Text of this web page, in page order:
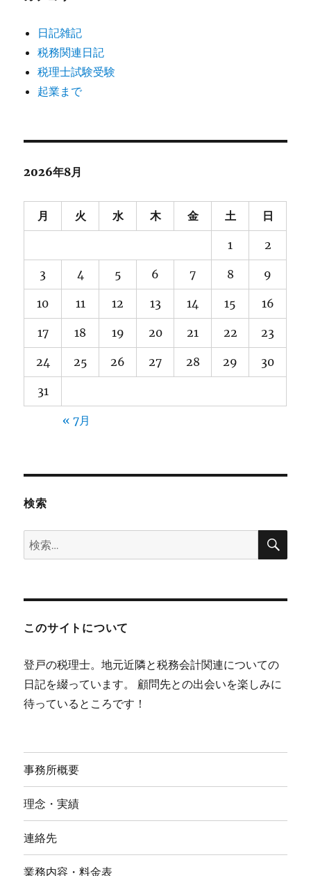
日記雑記
税務関連日記
税理士試験受験
起業まで
2026年8月
月 火 水 木 金 土 日
1 2
3 4 5 6 7 8 9
10 11 12 13 14 15 16
17 18 19 20 21 22 23
24 25 26 27 28 29 30
31
« 7月
検索
検
索:
検
このサイトについて
登戸の税理士。地元近隣と税務会計関連についての
日記を綴っています。 顧問先との出会いを楽しみに
待っているところです！
事務所概要
理念・実績
連絡先
業務内容・料金表